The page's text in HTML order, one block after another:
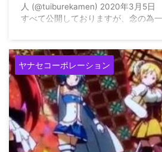
人 (@tuiburekamen) 2020年3月5
すべて公開しておりますが、念の為
ヤナセコーポレーション